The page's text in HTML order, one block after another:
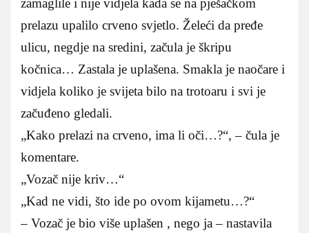
prelazu upalilo crveno svjetlo. Želeći da pređe
ulicu, negdje na sredini, začula je škripu
kočnica… Zastala je uplašena. Smakla je naočare i
vidjela koliko je svijeta bilo na trotoaru i svi je
začuđeno gledali.
„Kako prelazi na crveno, ima li oči…?“, – čula je
komentare.
„Vozač nije kriv…“
„Kad ne vidi, što ide po ovom kijametu…?“
– Vozač je bio više uplašen , nego ja – nastavila